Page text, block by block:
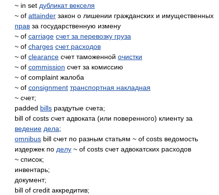
~ in set дубликат векселя
~ of attainder закон о лишении гражданских и имущественных
прав за государственную измену
~ of carriage счет за перевозку груза
~ of charges счет расходов
~ of clearance счет таможенной очистки
~ of commission счет за комиссию
~ of complaint жалоба
~ of consignment транспортная накладная
~ счет;
padded bills раздутые счета;
bill of costs счет адвоката (или поверенного) клиенту за
ведение дела;
omnibus bill счет по разным статьям ~ of costs ведомость
издержек по делу ~ of costs счет адвокатских расходов
~ список;
инвентарь;
документ;
bill of credit аккредитив;